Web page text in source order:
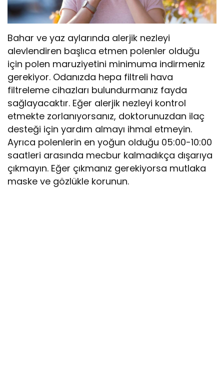
Bahar ve yaz aylarında alerjik nezleyi
alevlendiren başlıca etmen polenler olduğu
için polen maruziyetini minimuma indirmeniz
gerekiyor. Odanızda hepa filtreli hava
filtreleme cihazları bulundurmanız fayda
sağlayacaktır. Eğer alerjik nezleyi kontrol
etmekte zorlanıyorsanız, doktorunuzdan ilaç
desteği için yardım almayı ihmal etmeyin.
Ayrıca polenlerin en yoğun olduğu 05:00-10:00
saatleri arasında mecbur kalmadıkça dışarıya
çıkmayın. Eğer çıkmanız gerekiyorsa mutlaka
maske ve gözlükle korunun.